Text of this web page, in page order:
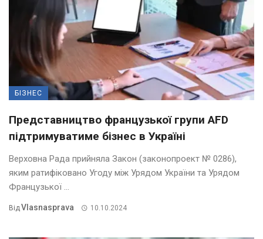
БІЗНЕС
Представництво французької групи AFD
підтримуватиме бізнес в Україні
Верховна Рада прийняла Закон (законопроект № 0286),
яким ратифіковано Угоду між Урядом України та Урядом
Французької ...
ВідVlasnasprava 10.10.2024